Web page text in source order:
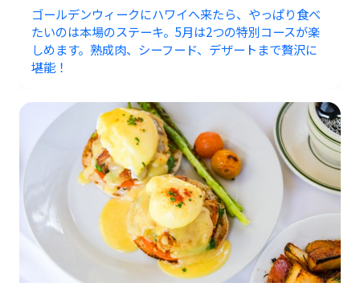
ゴールデンウィークにハワイへ来たら、やっぱり食べ
たいのは本場のステーキ。5月は2つの特別コースが楽
しめます。熟成肉、シーフード、デザートまで贅沢に
堪能！